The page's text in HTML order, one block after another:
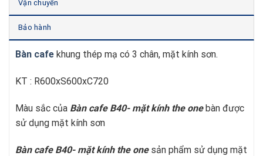
Vận chuyển
Bảo hành
Bàn cafe khung thép mạ có 3 chân, mặt kính sơn.
KT : R600xS600xC720
Màu sắc của Bàn cafe B40- mặt kính the onebàn được
sử dụng mặt kính sơn
Bàn cafe B40- mặt kính the one sản phẩm sử dụng mặt